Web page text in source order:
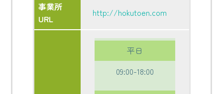
事業所
URL
http://hokutoen.com
平日
09:00-18:00